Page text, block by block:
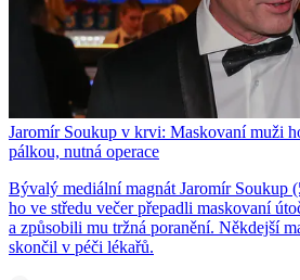
Jaromír Soukup v krvi: Maskovaní muži
pálkou, nutná operace
Bývalý mediální magnát Jaromír Soukup
ho ve středu večer přepadli maskovaní
a způsobili mu tržná poranění. Někdejší
skončil v péči lékařů.